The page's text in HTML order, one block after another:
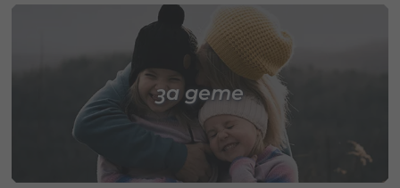
за дете